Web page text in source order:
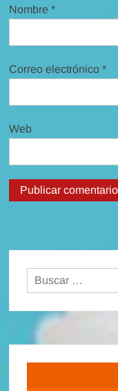
Nombre*
Correo electrónico*
Web